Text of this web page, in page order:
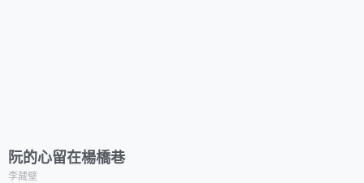
阮的心留在楊橋巷
李藏𤩹